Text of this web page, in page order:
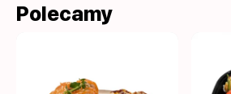
Polecamy